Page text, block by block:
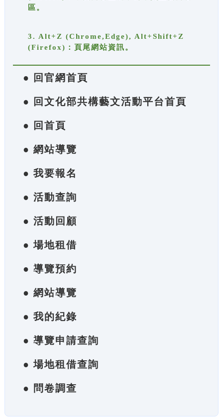
區。
3. Alt+Z (Chrome,Edge), Alt+Shift+Z
(Firefox)：頁尾網站資訊。
● 回官網首頁
● 回文化部共構藝文活動平台首頁
● 回首頁
● 網站導覽
● 我要報名
● 活動查詢
● 活動回顧
● 場地租借
● 導覽預約
● 網站導覽
● 我的紀錄
● 導覽申請查詢
● 場地租借查詢
● 問卷調查